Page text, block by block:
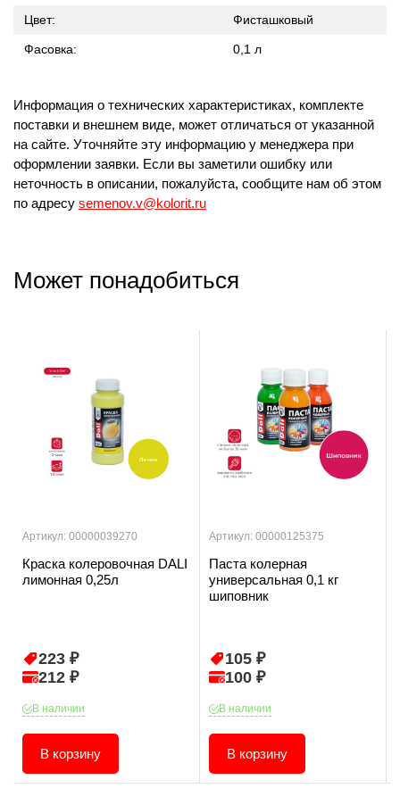
Цвет: Фисташковый
Фасовка: 0,1 л
Информация о технических характеристиках, комплекте
поставки и внешнем виде, может отличаться от указанной
на сайте. Уточняйте эту информацию у менеджера при
оформлении заявки. Если вы заметили ошибку или
неточность в описании, пожалуйста, сообщите нам об этом
по адресу semenov.v@kolorit.ru
Может понадобиться
Артикул: 00000039270
Краска колеровочная DALI
лимонная 0,25л
223 ₽
212 ₽
В наличии
В корзину
Артикул: 00000125375
Паста колерная
универсальная 0,1 кг
шиповник
105 ₽
100 ₽
В наличии
В корзину